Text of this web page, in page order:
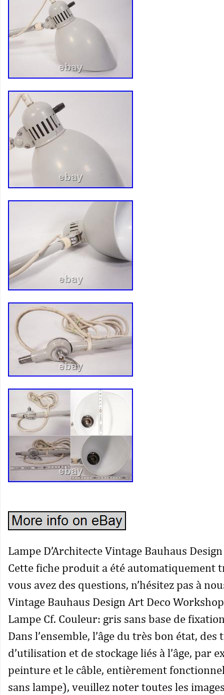
Lampe D’Architecte Vintage Bauhaus
Cette fiche produit a été automatiquement
vous avez des questions, n’hésitez pas à
Vintage Bauhaus Design Art Deco
Lampe Cf. Couleur: gris sans base de
Dans l’ensemble, l’âge du très bon état, des
d’utilisation et de stockage liés à l’âge, par
peinture et le câble, entièrement
sans lampe), veuillez noter toutes les